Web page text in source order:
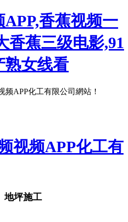
香蕉视频一
香蕉三级电影,91
熟女线看
APP化工有限公司網站！
地坪施工